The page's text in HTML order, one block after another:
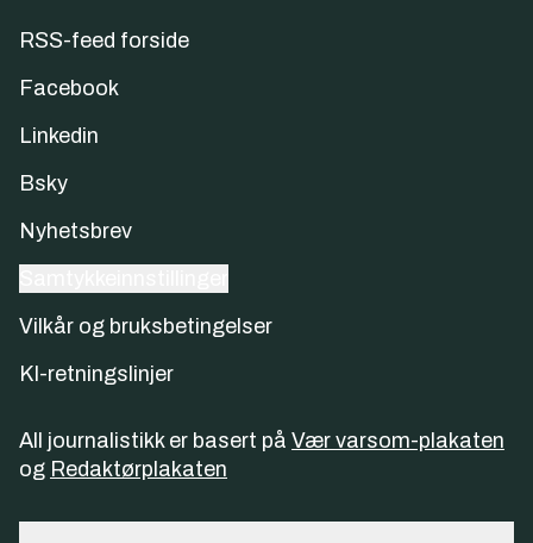
RSS-feed forside
Facebook
Linkedin
Bsky
Nyhetsbrev
Vilkår og bruksbetingelser
KI-retningslinjer
All journalistikk er basert på Vær varsom-plakaten
og Redaktørplakaten